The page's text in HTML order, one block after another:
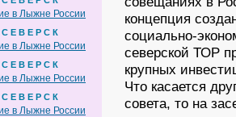
в Лыжне России
С Е В Е Р С К
в Лыжне России
С Е В Е Р С К
в Лыжне России
С Е В Е Р С К
в Лыжне России
концепция
социально-
северской ТОР
крупных
Что касается
совета, то на